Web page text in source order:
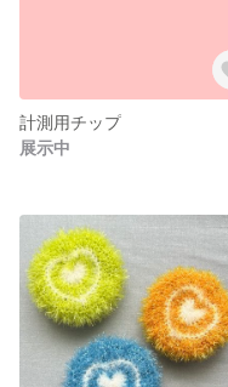
計測用チップ
展示中